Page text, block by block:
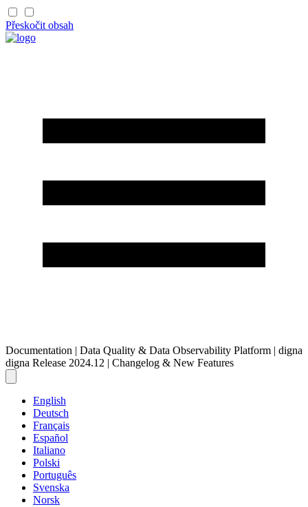
Přeskočit obsah
Documentation | Data Quality & Data Observability Platform | digna
digna Release 2024.12 | Changelog & New Features
English
Deutsch
Français
Español
Italiano
Polski
Português
Svenska
Norsk